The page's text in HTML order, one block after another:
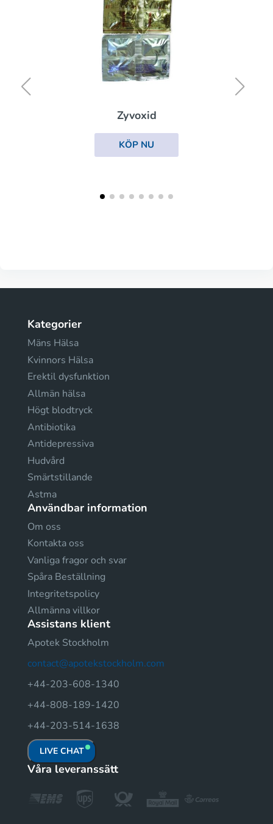
Zyvoxid
KÖP NU
Kategorier
Mäns Hälsa
Kvinnors Hälsa
Erektil dysfunktion
Allmän hälsa
Högt blodtryck
Antibiotika
Antidepressiva
Hudvård
Smärtstillande
Astma
Användbar information
Om oss
Kontakta oss
Vanliga fragor och svar
Spåra Beställning
Integritetspolicy
Allmänna villkor
Assistans klient
Apotek Stockholm
contact@apotekstockholm.com
+44-203-608-1340
+44-808-189-1420
+44-203-514-1638
LIVE CHAT
Våra leveranssätt